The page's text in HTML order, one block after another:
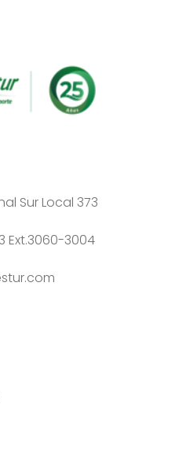
Sur Local 373
Ext.3060-3004